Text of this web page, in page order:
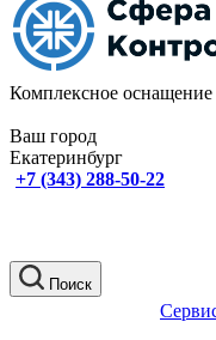
Комплексное оснащение
Ваш город
Екатеринбург
+7 (343) 288-50-22
Поиск